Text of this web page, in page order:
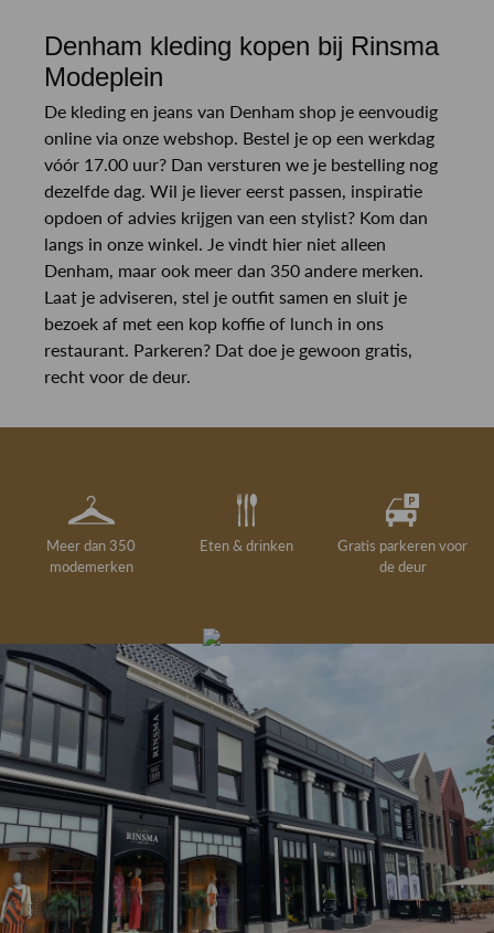
Denham kleding kopen bij Rinsma
Modeplein
De kleding en jeans van Denham shop je eenvoudig
online via onze webshop. Bestel je op een werkdag
vóór 17.00 uur? Dan versturen we je bestelling nog
dezelfde dag. Wil je liever eerst passen, inspiratie
opdoen of advies krijgen van een stylist? Kom dan
langs in onze winkel. Je vindt hier niet alleen
Denham, maar ook meer dan 350 andere merken.
Laat je adviseren, stel je outfit samen en sluit je
bezoek af met een kop koffie of lunch in ons
restaurant. Parkeren? Dat doe je gewoon gratis,
recht voor de deur.
Meer dan 350
modemerken
Eten & drinken
Gratis parkeren voor
de deur
drankje
Gratis retourneren in
de winkel
Deskundig
kledingadvies